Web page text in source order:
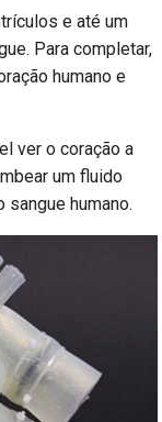
e até um
Para completar,
humano e
ver o coração a
um fluido
humano.